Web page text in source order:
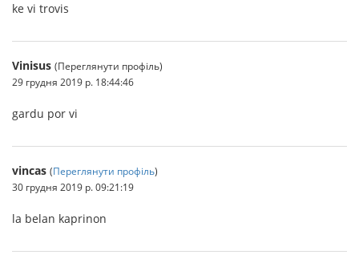
ke vi trovis
Vinisus (Переглянути профіль)
29 грудня 2019 р. 18:44:46
gardu por vi
vincas (Переглянути профіль)
30 грудня 2019 р. 09:21:19
la belan kaprinon